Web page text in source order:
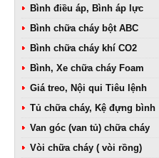
Bình điều áp, Bình áp lực
Bình chữa cháy bột ABC
Bình chữa cháy khí CO2
Bình, Xe chữa cháy Foam
Giá treo, Nội qui Tiêu lệnh
Tủ chữa cháy, Kệ đựng bình
Van góc (van tủ) chữa cháy
Vòi chữa cháy ( vòi rồng)